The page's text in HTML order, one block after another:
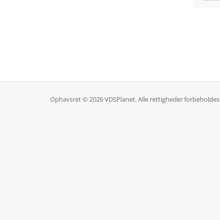
Ophavsret © 2026 VDSPlanet. Alle rettigheder